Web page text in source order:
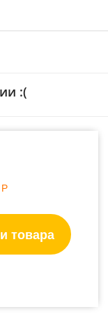
:(
Р
товара